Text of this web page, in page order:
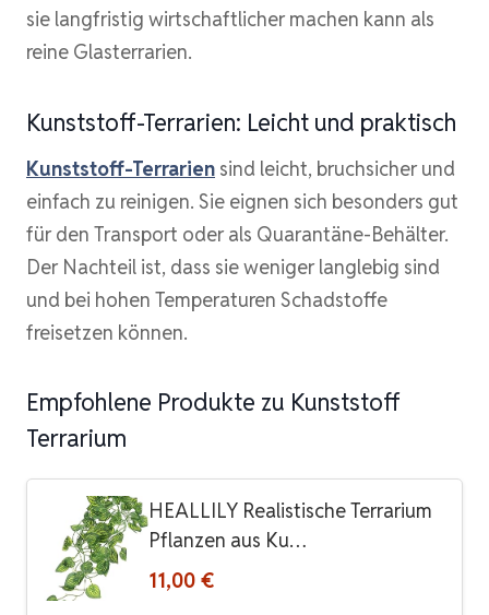
sie langfristig wirtschaftlicher machen kann als
reine Glasterrarien.
Kunststoff-Terrarien: Leicht und praktisch
Kunststoff-Terrarien sind leicht, bruchsicher und
einfach zu reinigen. Sie eignen sich besonders gut
für den Transport oder als Quarantäne-Behälter.
Der Nachteil ist, dass sie weniger langlebig sind
und bei hohen Temperaturen Schadstoffe
freisetzen können.
Empfohlene Produkte zu Kunststoff
Terrarium
HEALLILY Realistische Terrarium
Pflanzen aus Ku…
11,00 €